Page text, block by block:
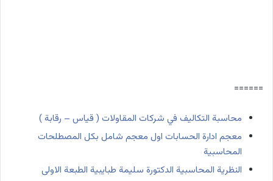
======
محاسبة التكاليف في شركات المقاولات ( قياس – رقابة )
معجم ادارة الحسابات اول معجم شامل بكل المصطلحات
المحاسبية
النظرية المحاسبية الدكتورة سليمة طبايبية الطبعة الاولى